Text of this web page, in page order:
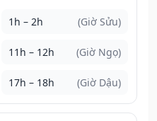
1h – 2h (Giờ Sửu)
11h – 12h (Giờ Ngọ)
17h – 18h (Giờ Dậu)